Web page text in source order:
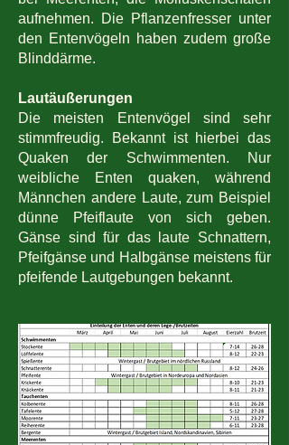
aufnehmen. Die Pflanzenfresser unter
den Entenvögeln haben zudem große
Blinddärme.
Lautäußerungen
Die meisten Entenvögel sind sehr
stimmfreudig. Bekannt ist hierbei das
Quaken der Schwimmenten. Nur
weibliche Enten quaken, während
Männchen andere Laute, zum Beispiel
dünne Pfeiflaute von sich geben.
Gänse sind für das laute Schnattern,
Pfeifgänse und Halbgänse meistens für
pfeifende Lautgebungen bekannt.